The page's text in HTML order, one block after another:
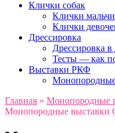
Клички собак
Клички
Клички
Дрессировка
Дрессировка
Тесты — как
Выставки РКФ
Главная » Монопородные
Монопородные выставки